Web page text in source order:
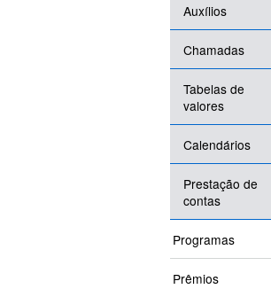
Auxílios
Chamadas
Tabelas de
valores
Calendários
Prestação de
contas
Programas
Prêmios